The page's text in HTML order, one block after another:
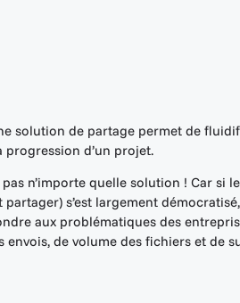
solution de partage permet de
progression d’un projet.
n’importe quelle solution ! Car si
partager) s’est largement
aux problématiques des
envois, de volume des fichiers et de